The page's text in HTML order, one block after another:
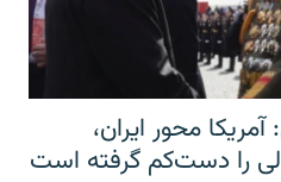
محور ایران،
را دست‌کم گرفته است